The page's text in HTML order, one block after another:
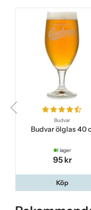
Budvar
Budvar ölglas 40
I lager
95 kr
Köp